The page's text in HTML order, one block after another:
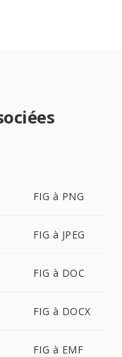
FIG à PNG
FIG à JPEG
FIG à DOC
FIG à DOCX
FIG à EMF